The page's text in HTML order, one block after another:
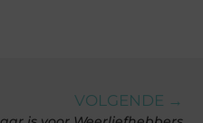
VOLGENDE →